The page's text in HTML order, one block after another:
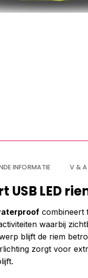
INFORMATIE V & A
USB LED
combineert
waarbij
blijft de riem
zorgt voor